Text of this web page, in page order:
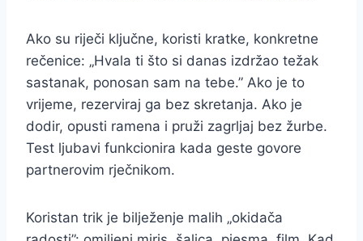
Ako su riječi ključne, koristi kratke, konkretne
rečenice: „Hvala ti što si danas izdržao težak
sastanak, ponosan sam na tebe.” Ako je to
vrijeme, rezerviraj ga bez skretanja. Ako je
dodir, opusti ramena i pruži zagrljaj bez žurbe.
Test ljubavi funkcionira kada geste govore
partnerovim rječnikom.
Koristan trik je bilježenje malih „okidača